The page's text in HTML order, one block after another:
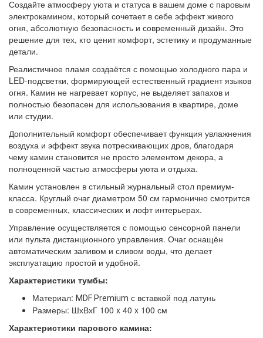
Создайте атмосферу уюта и статуса в вашем доме с паровым
электрокамином, который сочетает в себе эффект живого
огня, абсолютную безопасность и современный дизайн. Это
решение для тех, кто ценит комфорт, эстетику и продуманные
детали.
Реалистичное пламя создаётся с помощью холодного пара и
LED-подсветки, формирующей естественный градиент языков
огня. Камин не нагревает корпус, не выделяет запахов и
полностью безопасен для использования в квартире, доме
или студии.
Дополнительный комфорт обеспечивает функция увлажнения
воздуха и эффект звука потрескивающих дров, благодаря
чему камин становится не просто элементом декора, а
полноценной частью атмосферы уюта и отдыха.
Камин установлен в стильный журнальный стол премиум-
класса. Круглый очаг диаметром 50 см гармонично смотрится
в современных, классических и лофт интерьерах.
Управление осуществляется с помощью сенсорной панели
или пульта дистанционного управления. Очаг оснащён
автоматическим заливом и сливом воды, что делает
эксплуатацию простой и удобной.
Характеристики тумбы:
Материал: MDF Premium с вставкой под латунь
Размеры: ШхВхГ 100 x 40 x 100 см
Характеристики парового камина: